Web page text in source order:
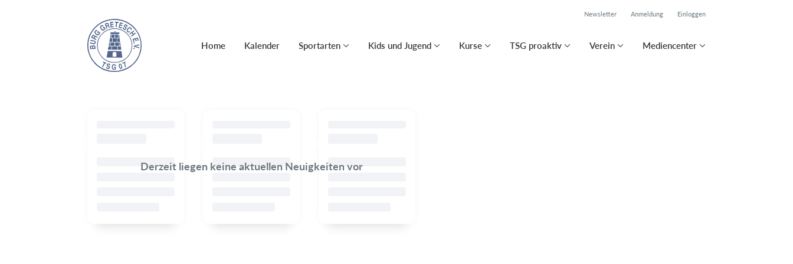
Newsletter Anmeldung Einloggen
Home Kalender Sportarten Kids und Jugend Kurse TSG proaktiv Verein Mediencenter
Derzeit liegen keine aktuellen Neuigkeiten vor